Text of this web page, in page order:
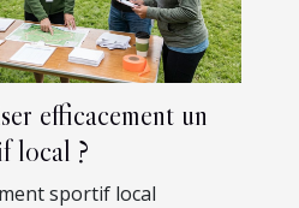
efficacement un
local ?
sportif local